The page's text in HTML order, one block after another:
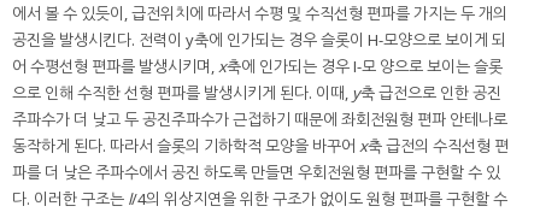
에서 볼 수 있듯이, 급전위치에 따라서 수평 및 수직선형 편파를 가지는 두 개의
공진을 발생시킨다. 전력이 y축에 인가되는 경우 슬롯이 H-모양으로 보이게 되
어 수평선형 편파를 발생시키며,x축에 인가되는 경우 I-모 양으로 보이는 슬롯
으로 인해 수직한 선형 편파를 발생시키게 된다. 이때, y축 급전으로 인한 공진
주파수가 더 낮고 두 공진주파수가 근접하기 때문에 좌회전원형 편파 안테나로
동작하게 된다. 따라서 슬롯의 기하학적 모양을 바꾸어 x축 급전의 수직선형 편
파를 더 낮은 주파수에서 공진 하도록 만들면 우회전원형 편파를 구현할 수 있
다. 이러한 구조는 l/4의 위상지연을 위한 구조가 없이도 원형 편파를 구현할 수